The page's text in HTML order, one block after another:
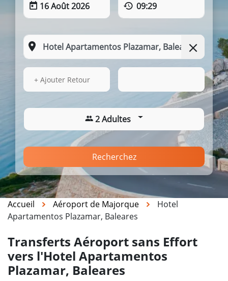
16 Août 2026 09:29
16 Août 2026
+ Ajouter Retour
2 Adultes
Recherchez
Accueil Aéroport de Majorque
Hotel
Apartamentos Plazamar, Baleares
Transferts Aéroport sans Effort
vers l'Hotel Apartamentos
Plazamar, Baleares